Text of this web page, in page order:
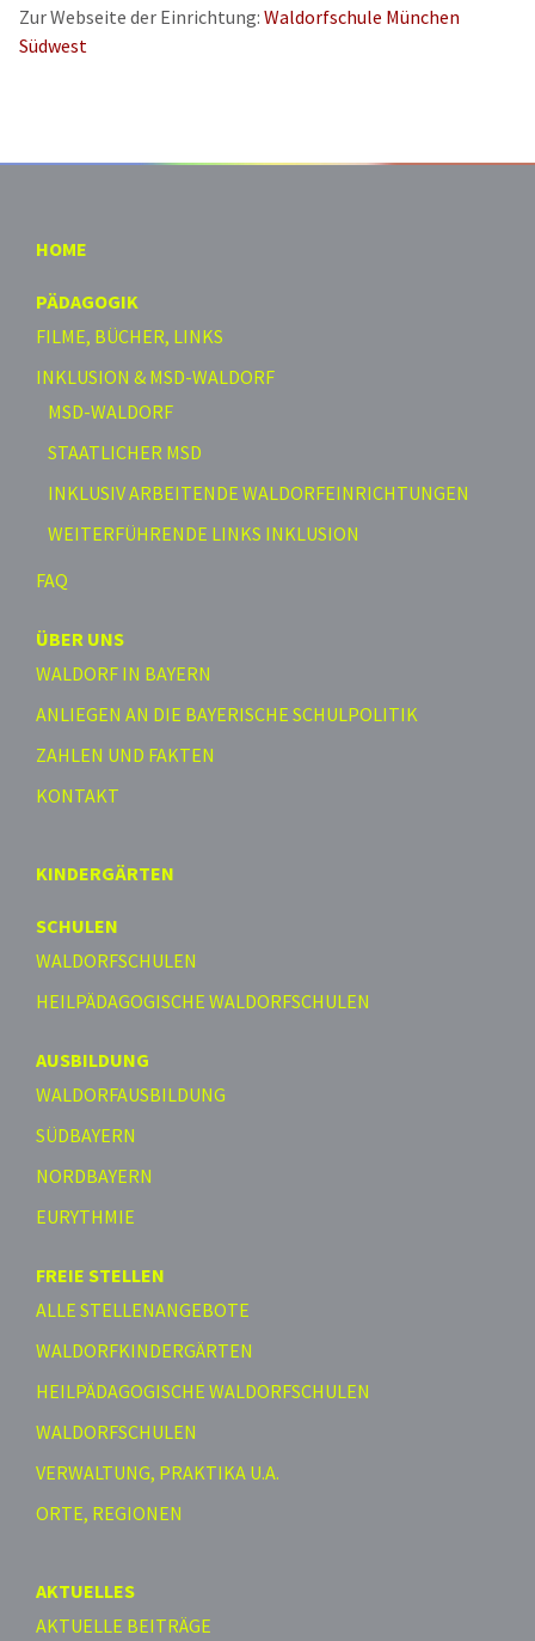
Zur Webseite der Einrichtung: Waldorfschule München
Südwest
HOME
PÄDAGOGIK
FILME, BÜCHER, LINKS
INKLUSION & MSD-WALDORF
MSD-WALDORF
STAATLICHER MSD
INKLUSIV ARBEITENDE WALDORFEINRICHTUNGEN
WEITERFÜHRENDE LINKS INKLUSION
FAQ
ÜBER UNS
WALDORF IN BAYERN
ANLIEGEN AN DIE BAYERISCHE SCHULPOLITIK
ZAHLEN UND FAKTEN
KONTAKT
KINDERGÄRTEN
SCHULEN
WALDORFSCHULEN
HEILPÄDAGOGISCHE WALDORFSCHULEN
AUSBILDUNG
WALDORFAUSBILDUNG
SÜDBAYERN
NORDBAYERN
EURYTHMIE
FREIE STELLEN
ALLE STELLENANGEBOTE
WALDORFKINDERGÄRTEN
HEILPÄDAGOGISCHE WALDORFSCHULEN
WALDORFSCHULEN
VERWALTUNG, PRAKTIKA U.A.
ORTE, REGIONEN
AKTUELLES
AKTUELLE BEITRÄGE